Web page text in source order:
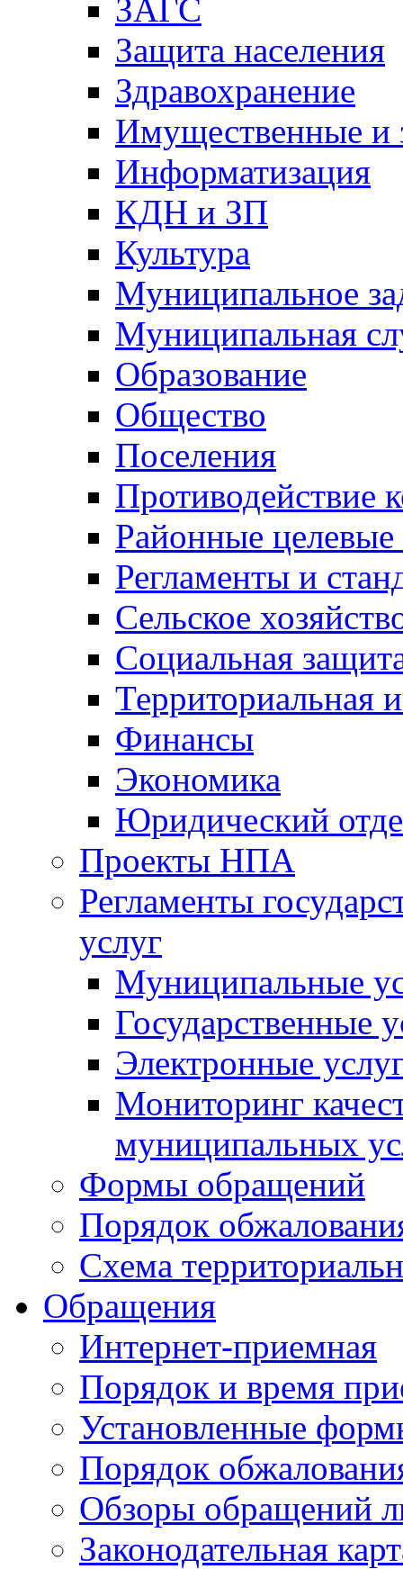
ЗАГС
Защита населения
Здравохранение
Имущественные и
Информатизация
КДН и ЗП
Культура
Муниципальное
Муниципальная
Образование
Общество
Поселения
Противодействие
Районные
Регламенты и
Сельское
Социальная
Территориальная
Финансы
Экономика
Юридический
Проекты НПА
Регламенты
услуг
Муниципальные
Государственные
Электронные
Мониторинг
муниципальных
Формы обращений
Порядок
Схема
Обращения
Интернет-приемная
Порядок и время
Установленные
Порядок
Обзоры обращений
Законодательная